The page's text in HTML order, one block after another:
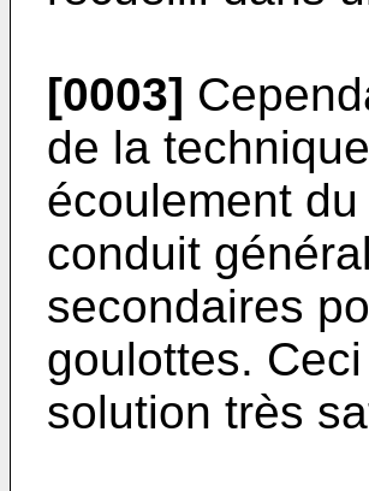
[0003]
de la
écoulement
conduit
secondaires
goulottes.
solution très